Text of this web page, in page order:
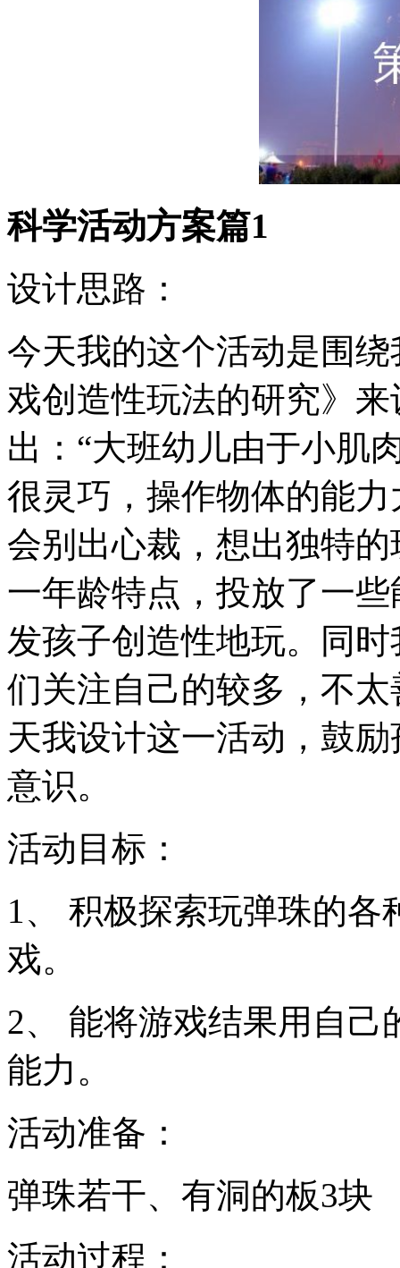
科学活动方案篇1
设计思路：
今天我的这个活动是围
戏创造性玩法的研究》
出：“大班幼儿由于小肌
很灵巧，操作物体的能
会别出心裁，想出独特
一年龄特点，投放了一
发孩子创造性地玩。同
们关注自己的较多，不
天我设计这一活动，鼓
意识。
活动目标：
1、 积极探索玩弹珠的
戏。
2、 能将游戏结果用自
能力。
活动准备：
弹珠若干、有洞的板3块
活动过程：